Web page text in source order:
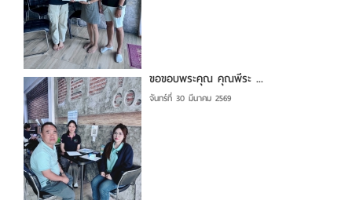
ขอขอบพระคุณ คุณพีระ ...
จันทร์ที่ 30 มีนาคม 2569